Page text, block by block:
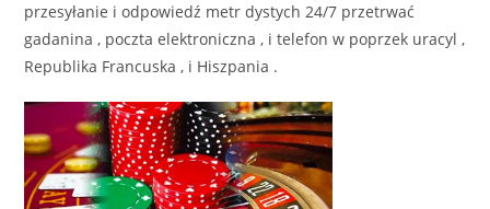
przesyłanie i odpowiedź metr dystych 24/7 przetrwać
gadanina , poczta elektroniczna , i telefon w poprzek uracyl ,
Republika Francuska , i Hiszpania .